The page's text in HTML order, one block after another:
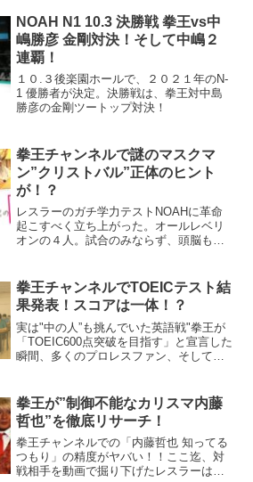
ばす。反則、乱入、混迷の渦をくぐり抜
け、堂々...
NOAH N1 10.3 決勝戦 拳王vs中
嶋勝彦 金剛対決！そして中嶋２
連覇！
１０.３後楽園ホールで、２０２１年のN-
1 優勝者が決定。決勝戦は、拳王対中島
勝彦の金剛ツートップ対決！
拳王チャンネルで謎のマスクマ
ン”クリストバル”正体のヒント
が！？
レスラーのガチ学力テストNOAHに革命
起こすべく立ち上がった。オールレベリ
オンの４人。試合のみならず、頭脳も働
の正体のヒントがあるやもしれません。
漢字の読み書きがわかれ...
拳王チャンネルでTOEICテスト結
果発表！スコアは一体！？
実は"中の人”も挑んでいた英語戦"拳王が
「TOEIC600点突破を目指す」と宣言した
瞬間、多くのプロレスファン、そして
の闘いを繰り広げる男が、今度は英語の
スコアとい...
拳王が”制御不能なカリスマ内藤
哲也”を徹底リサーチ！
拳王チャンネルでの「内藤哲也 知ってる
つもり」の精度がヤバい！！ここ迄、対
戦相手を動画で掘り下げたレスラーはか